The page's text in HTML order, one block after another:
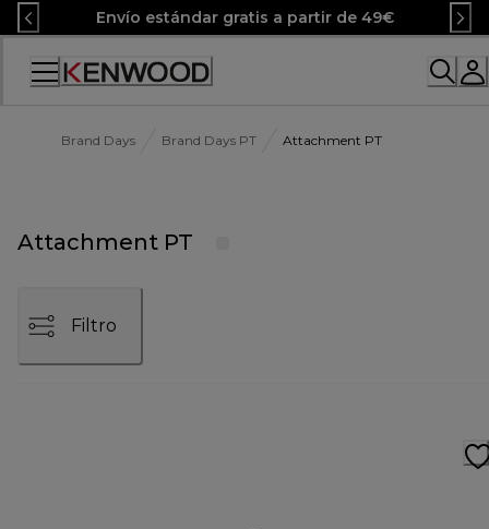
Skip
to
Content
Envío estándar gratis a partir de 49€
Accessibility
Brand Days Brand Days PT Attachment PT
Attachment PT
Filtro